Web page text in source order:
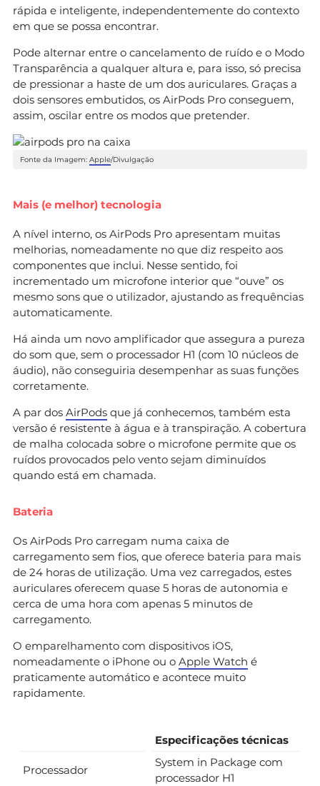
rápida e inteligente, independentemente do contexto
em que se possa encontrar.
Pode alternar entre o cancelamento de ruído e o Modo
Transparência a qualquer altura e, para isso, só precisa
de pressionar a haste de um dos auriculares. Graças a
dois sensores embutidos, os AirPods Pro conseguem,
assim, oscilar entre os modos que pretender.
Fonte da Imagem: Apple/Divulgação
Mais (e melhor) tecnologia
A nível interno, os AirPods Pro apresentam muitas
melhorias, nomeadamente no que diz respeito aos
componentes que inclui. Nesse sentido, foi
incrementado um microfone interior que “ouve” os
mesmo sons que o utilizador, ajustando as frequências
automaticamente.
Há ainda um novo amplificador que assegura a pureza
do som que, sem o processador H1 (com 10 núcleos de
áudio), não conseguiria desempenhar as suas funções
corretamente.
A par dos AirPods que já conhecemos, também esta
versão é resistente à água e à transpiração. A cobertura
de malha colocada sobre o microfone permite que os
ruídos provocados pelo vento sejam diminuídos
quando está em chamada.
Bateria
Os AirPods Pro carregam numa caixa de
carregamento sem fios, que oferece bateria para mais
de 24 horas de utilização. Uma vez carregados, estes
auriculares oferecem quase 5 horas de autonomia e
cerca de uma hora com apenas 5 minutos de
carregamento.
O emparelhamento com dispositivos iOS,
nomeadamente o iPhone ou o Apple Watch é
praticamente automático e acontece muito
rapidamente.
Especificações técnicas
Processador
System in Package com
processador H1